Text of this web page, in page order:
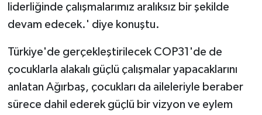
liderliğinde çalışmalarımız aralıksız bir şekilde
devam edecek.' diye konuştu.
Türkiye'de gerçekleştirilecek COP31'de de
çocuklarla alakalı güçlü çalışmalar yapacaklarını
anlatan Ağırbaş, çocukları da aileleriyle beraber
sürece dahil ederek güçlü bir vizyon ve eylem